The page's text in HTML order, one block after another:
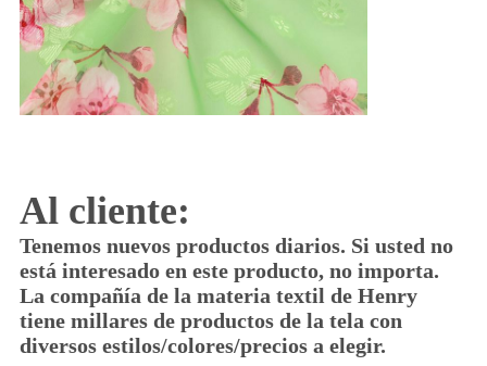
Al cliente:
Tenemos nuevos productos diarios. Si usted no
está interesado en este producto, no importa.
La compañía de la materia textil de Henry
tiene millares de productos de la tela con
diversos estilos/colores/precios a elegir.